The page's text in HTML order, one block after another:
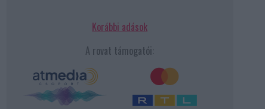
Korábbi adások
A rovat támogatói: